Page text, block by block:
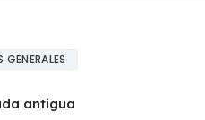
GENERALES
antigua